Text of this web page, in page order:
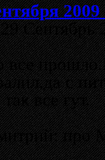
2009
Сентябрь
все
с
все гут.
про